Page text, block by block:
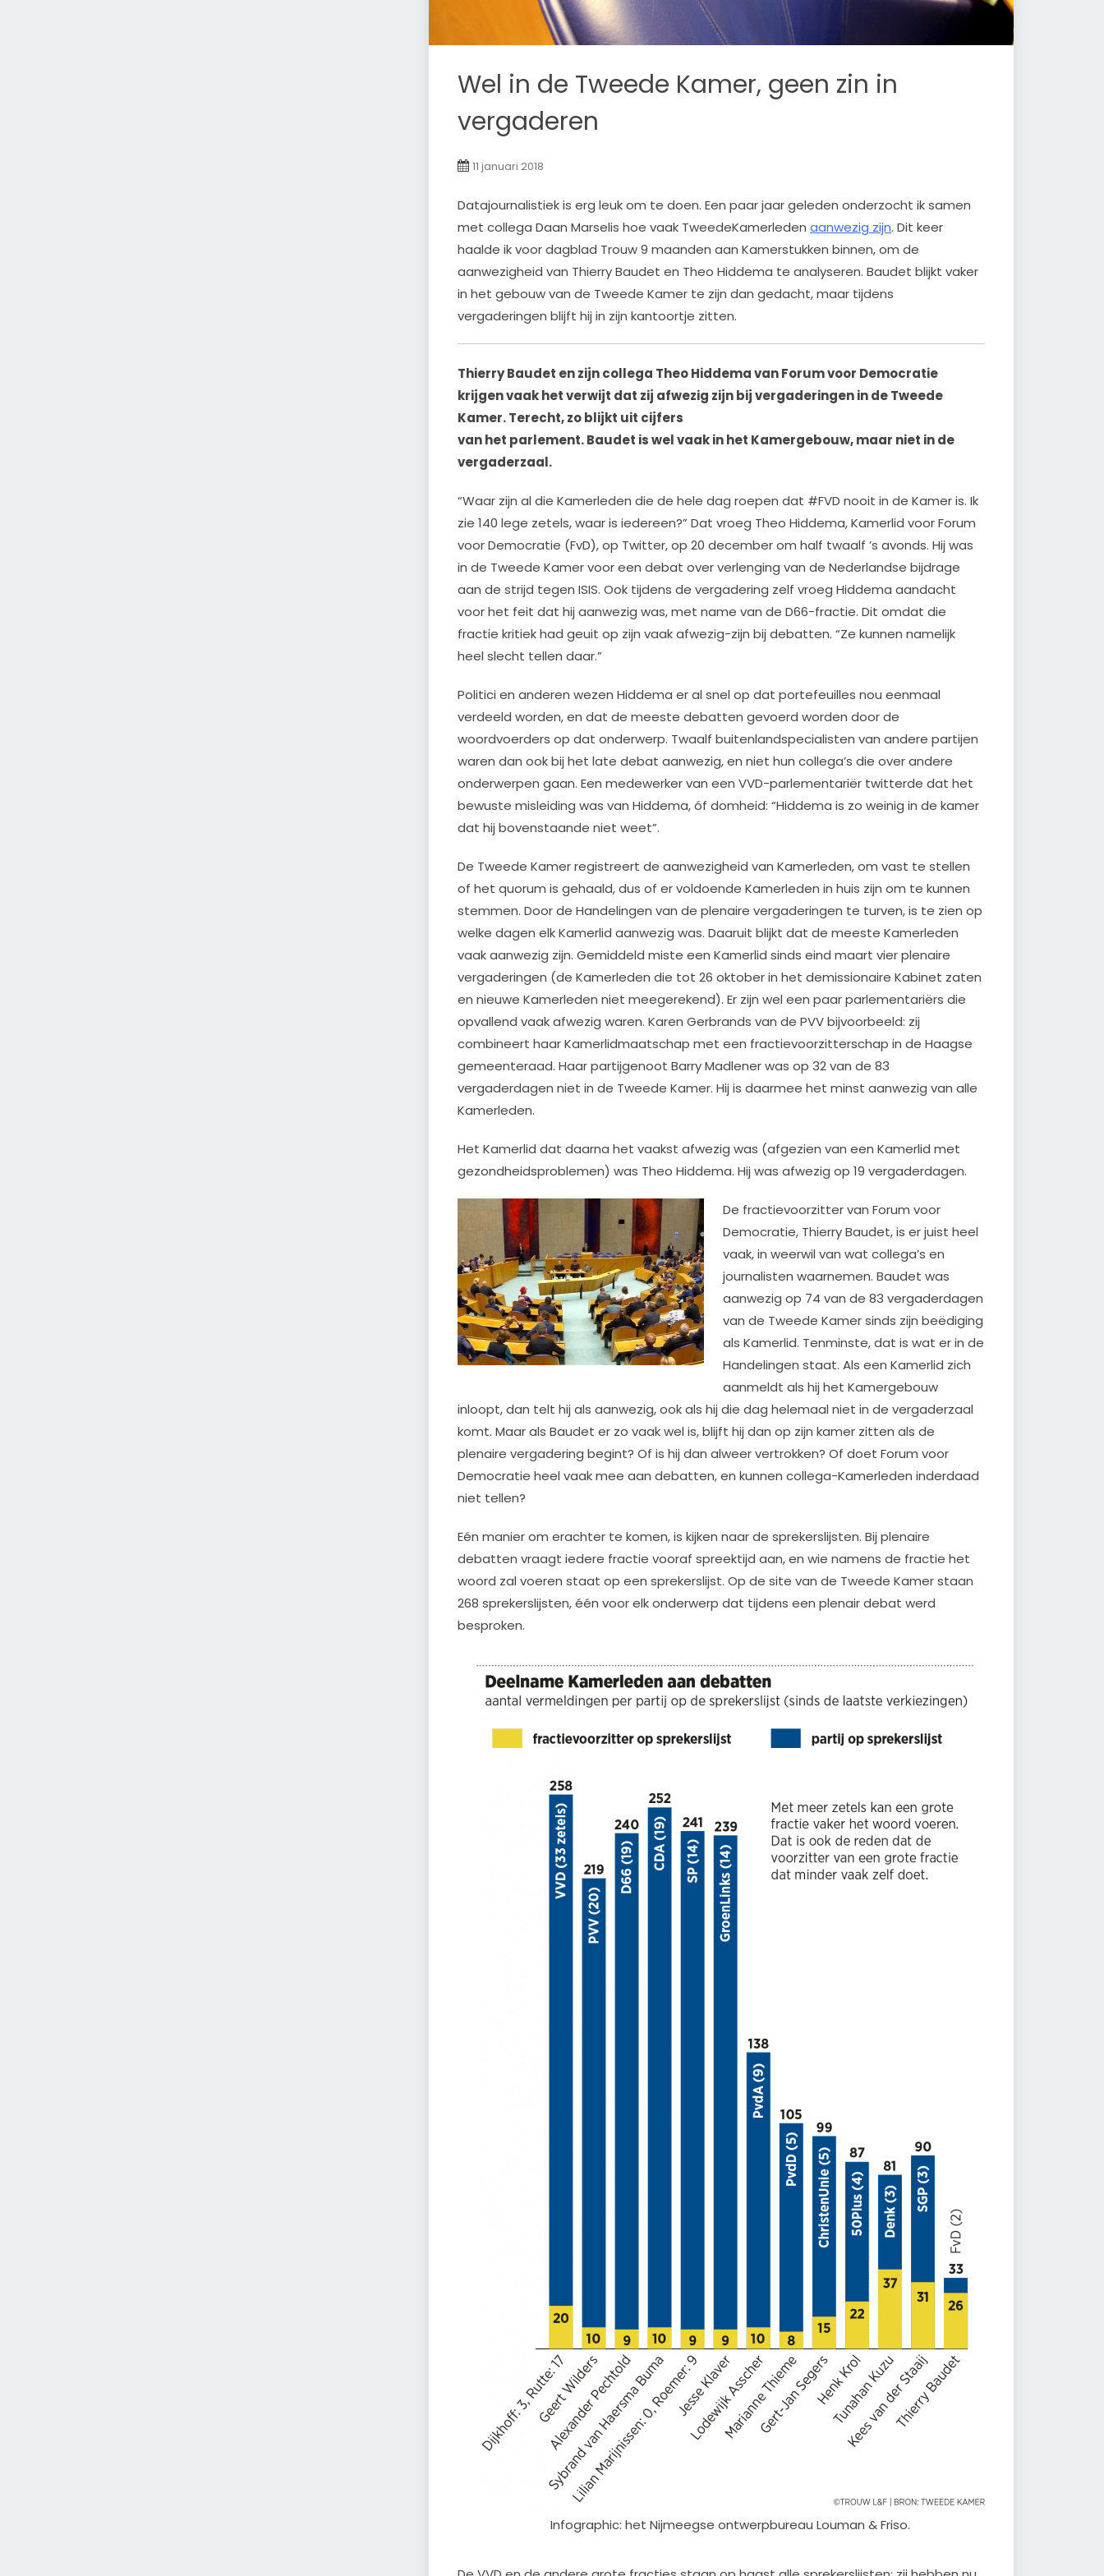
Wel in de Tweede Kamer, geen zin in
vergaderen
11 januari 2018
Datajournalistiek is erg leuk om te doen. Een paar jaar geleden onderzocht ik samen
met collega Daan Marselis hoe vaak TweedeKamerleden aanwezig zijn. Dit keer
haalde ik voor dagblad Trouw 9 maanden aan Kamerstukken binnen, om de
aanwezigheid van Thierry Baudet en Theo Hiddema te analyseren. Baudet blijkt vaker
in het gebouw van de Tweede Kamer te zijn dan gedacht, maar tijdens
vergaderingen blijft hij in zijn kantoortje zitten.
Thierry Baudet en zijn collega Theo Hiddema van Forum voor Democratie
krijgen vaak het verwijt dat zij afwezig zijn bij vergaderingen in de Tweede
Kamer. Terecht, zo blijkt uit cijfers
van het parlement. Baudet is wel vaak in het Kamergebouw, maar niet in de
vergaderzaal.
“Waar zijn al die Kamerleden die de hele dag roepen dat #FVD nooit in de Kamer is. Ik
zie 140 lege zetels, waar is iedereen?” Dat vroeg Theo Hiddema, Kamerlid voor Forum
voor Democratie (FvD), op Twitter, op 20 december om half twaalf ’s avonds. Hij was
in de Tweede Kamer voor een debat over verlenging van de Nederlandse bijdrage
aan de strijd tegen ISIS. Ook tijdens de vergadering zelf vroeg Hiddema aandacht
voor het feit dat hij aanwezig was, met name van de D66-fractie. Dit omdat die
fractie kritiek had geuit op zijn vaak afwezig-zijn bij debatten. “Ze kunnen namelijk
heel slecht tellen daar.”
Politici en anderen wezen Hiddema er al snel op dat portefeuilles nou eenmaal
verdeeld worden, en dat de meeste debatten gevoerd worden door de
woordvoerders op dat onderwerp. Twaalf buitenlandspecialisten van andere partijen
waren dan ook bij het late debat aanwezig, en niet hun collega’s die over andere
onderwerpen gaan. Een medewerker van een VVD-parlementariër twitterde dat het
bewuste misleiding was van Hiddema, óf domheid: “Hiddema is zo weinig in de kamer
dat hij bovenstaande niet weet”.
De Tweede Kamer registreert de aanwezigheid van Kamerleden, om vast te stellen
of het quorum is gehaald, dus of er voldoende Kamerleden in huis zijn om te kunnen
stemmen. Door de Handelingen van de plenaire vergaderingen te turven, is te zien op
welke dagen elk Kamerlid aanwezig was. Daaruit blijkt dat de meeste Kamerleden
vaak aanwezig zijn. Gemiddeld miste een Kamerlid sinds eind maart vier plenaire
vergaderingen (de Kamerleden die tot 26 oktober in het demissionaire Kabinet zaten
en nieuwe Kamerleden niet meegerekend). Er zijn wel een paar parlementariërs die
opvallend vaak afwezig waren. Karen Gerbrands van de PVV bijvoorbeeld: zij
combineert haar Kamerlidmaatschap met een fractievoorzitterschap in de Haagse
gemeenteraad. Haar partijgenoot Barry Madlener was op 32 van de 83
vergaderdagen niet in de Tweede Kamer. Hij is daarmee het minst aanwezig van alle
Kamerleden.
Het Kamerlid dat daarna het vaakst afwezig was (afgezien van een Kamerlid met
gezondheidsproblemen) was Theo Hiddema. Hij was afwezig op 19 vergaderdagen.
De fractievoorzitter van Forum voor
Democratie, Thierry Baudet, is er juist heel
vaak, in weerwil van wat collega’s en
journalisten waarnemen. Baudet was
aanwezig op 74 van de 83 vergaderdagen
van de Tweede Kamer sinds zijn beëdiging
als Kamerlid. Tenminste, dat is wat er in de
Handelingen staat. Als een Kamerlid zich
aanmeldt als hij het Kamergebouw
inloopt, dan telt hij als aanwezig, ook als hij die dag helemaal niet in de vergaderzaal
komt. Maar als Baudet er zo vaak wel is, blijft hij dan op zijn kamer zitten als de
plenaire vergadering begint? Of is hij dan alweer vertrokken? Of doet Forum voor
Democratie heel vaak mee aan debatten, en kunnen collega-Kamerleden inderdaad
niet tellen?
Eén manier om erachter te komen, is kijken naar de sprekerslijsten. Bij plenaire
debatten vraagt iedere fractie vooraf spreektijd aan, en wie namens de fractie het
woord zal voeren staat op een sprekerslijst. Op de site van de Tweede Kamer staan
268 sprekerslijsten, één voor elk onderwerp dat tijdens een plenair debat werd
besproken.
Infographic: het Nijmeegse ontwerpbureau Louman & Friso.